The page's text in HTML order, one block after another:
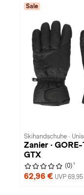
Sale
Skihandschuhe ·
Zanier ·
GTX
(0) 1
62,96 € UVP